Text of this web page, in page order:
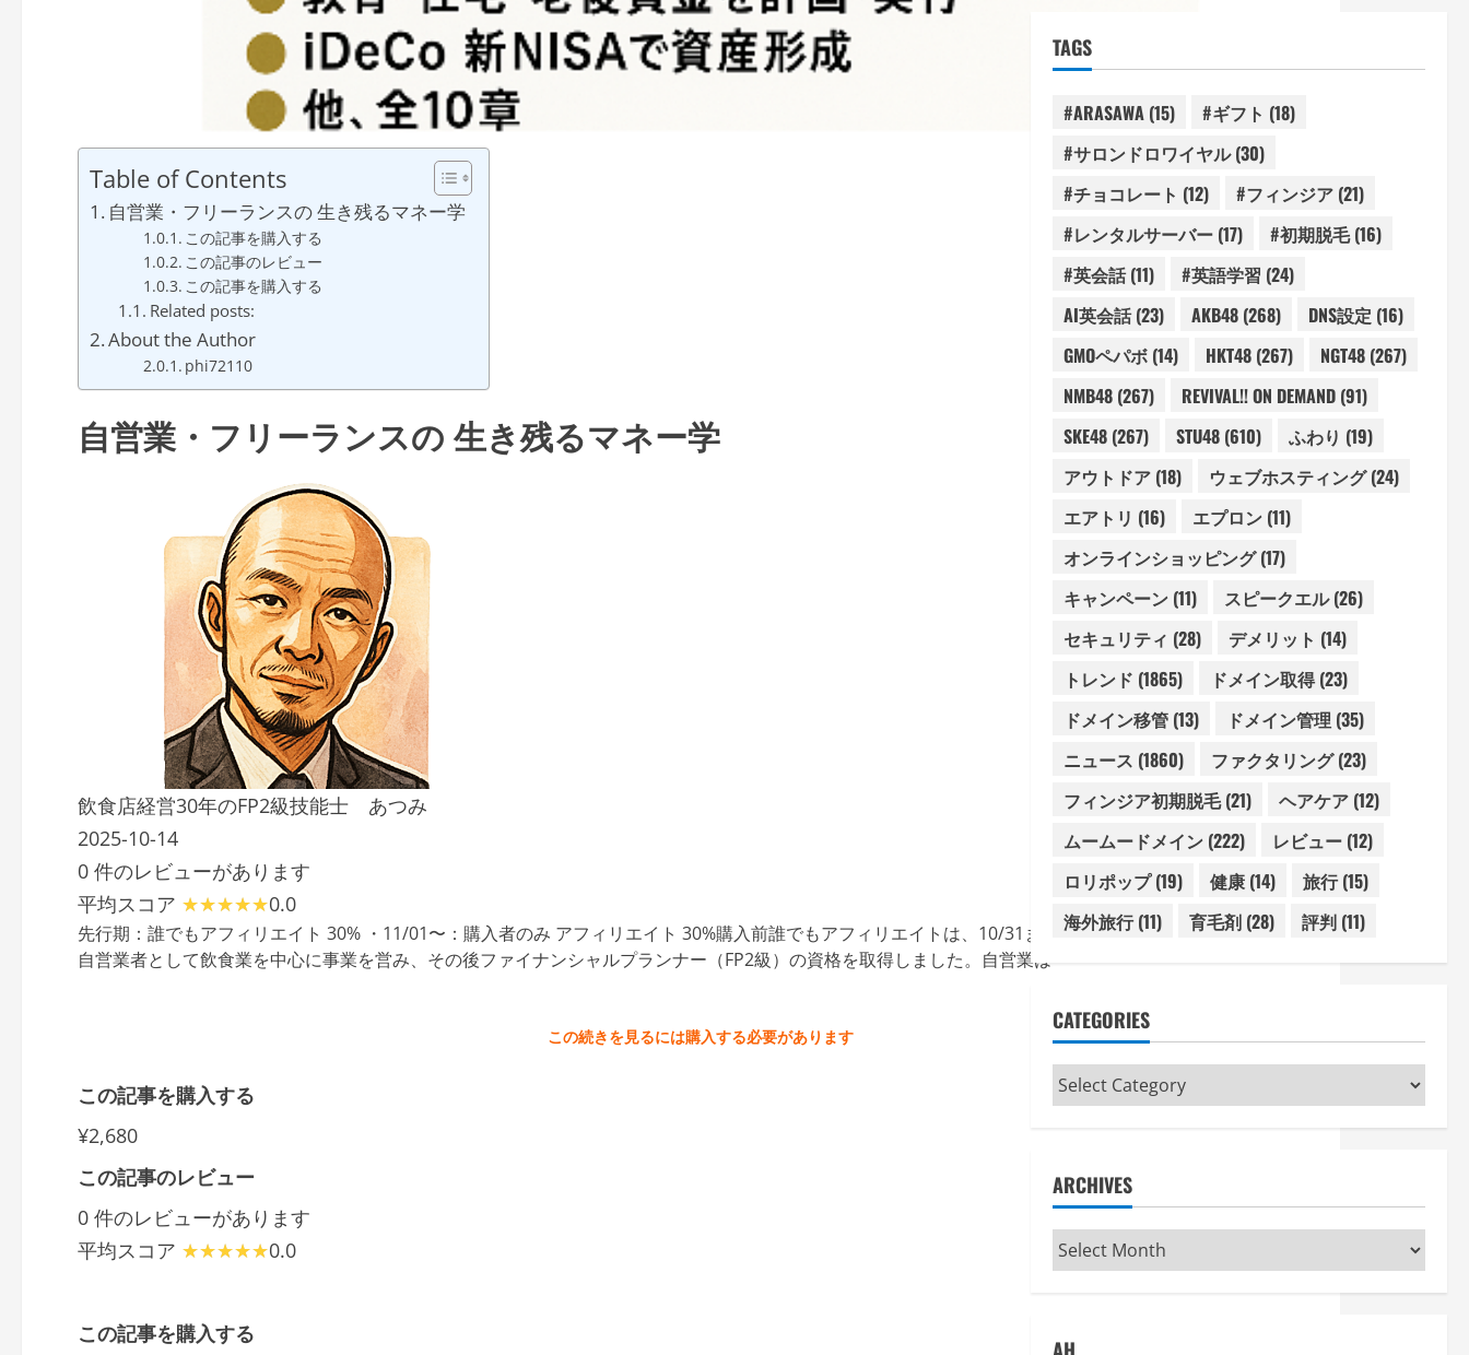
Table of Contents
自営業・フリーランスの 生き残るマネー学
この記事を購入する
この記事のレビュー
この記事を購入する
Related posts:
About the Author
phi72110
自営業・フリーランスの 生き残るマネー学
飲食店経営30年のFP2級技能士 あつみ
2025-10-14
0 件のレビューがあります
平均スコア
0.0
先行期：誰でもアフィリエイト 30% ・11/01〜：購入者のみ アフィリエイト 30%購入前誰でもアフィリエイトは、10/31まで有効です。前書き私は30年以上、
自営業者として飲食業を中心に事業を営み、その後ファイナンシャルプランナー（FP2級）の資格を取得しました。自営業は「
この続きを見るには購入する必要があります
この記事を購入する
¥2,680
この記事のレビュー
0 件のレビューがあります
平均スコア
0.0
この記事を購入する
TAGS
#ARASAWA(15) #ギフト (18)
#サロンドロワイヤル(30)
#チョコレート (12) #フィンジア(21)
#レンタルサーバー(17) #初期脱毛(16)
#英会話(11) #英語学習 (24)
AI英会話(23) AKB48(268) DNS設定 (16)
GMOペパボ(14) HKT48(267) NGT48(267)
NMB48(267) REVIVAL!! ON DEMAND(91)
SKE48(267) STU48(610) ふわり (19)
アウトドア(18) ウェブホスティング(24)
エアトリ (16) エプロン(11)
オンラインショッピング(17)
キャンペーン(11) スピークエル(26)
セキュリティ (28) デメリット (14)
トレンド (1865) ドメイン取得(23)
ドメイン移管(13) ドメイン管理 (35)
ニュース (1860) ファクタリング(23)
フィンジア初期脱毛(21) ヘアケア(12)
ムームードメイン(222) レビュー(12)
ロリポップ(19) 健康(14) 旅行(15)
海外旅行(11) 育毛剤(28) 評判(11)
CATEGORIES
Categories
ARCHIVES
Archives